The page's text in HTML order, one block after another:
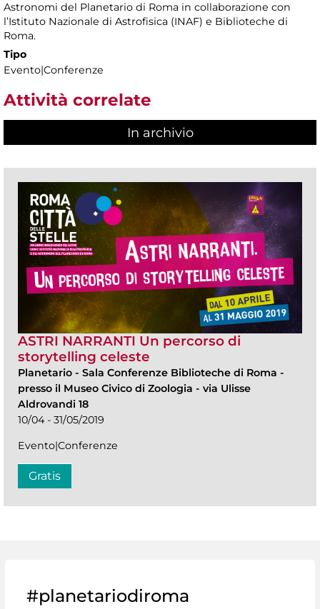
Astronomi del Planetario di Roma in collaborazione con
l’Istituto Nazionale di Astrofisica (INAF) e Biblioteche di
Roma.
Tipo
Evento|Conferenze
Attività correlate
In archivio
ASTRI NARRANTI Un percorso di
storytelling celeste
Planetario - Sala Conferenze Biblioteche di Roma -
presso il Museo Civico di Zoologia - via Ulisse
Aldrovandi 18
10/04 - 31/05/2019
Evento|Conferenze
Gratis
#planetariodiroma